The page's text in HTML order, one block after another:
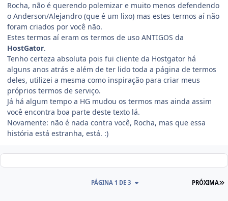
Rocha, não é querendo polemizar e muito menos defendendo
o Anderson/Alejandro (que é um lixo) mas estes termos aí não
foram criados por você não.
Estes termos aí eram os termos de uso ANTIGOS da
HostGator.
Tenho certeza absoluta pois fui cliente da Hostgator há
alguns anos atrás e além de ter lido toda a página de termos
deles, utilizei a mesma como inspiração para criar meus
próprios termos de serviço.
Já há algum tempo a HG mudou os termos mas ainda assim
você encontra boa parte deste texto lá.
Novamente: não é nada contra você, Rocha, mas que essa
história está estranha, está. :)
PRÓXIMA
PÁGINA 1 DE 3